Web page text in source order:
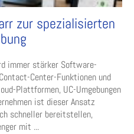
zur spezialisierten
immer stärker Software-
Center-Funktionen und
Plattformen, UC-Umgebungen
ist dieser Ansatz
schneller bereitstellen,
mit ...